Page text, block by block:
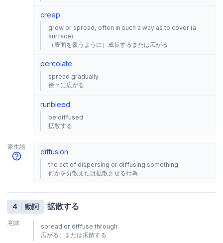
creep
grow or spread, often in such a way as to cover (a
surface)
（表面を覆うように）成長するまたは広がる
percolate
spread gradually
徐々に広がる
runbleed
be diffused
拡散する
派生語
diffusion
the act of dispersing or diffusing something
何かを分散または拡散させる行為
4 動詞 拡散する
意味
spread or diffuse through
広がる、または拡散する